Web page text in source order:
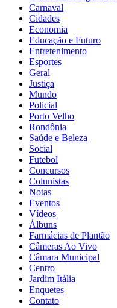
Carnaval
Cidades
Economia
Educação e Futuro
Entretenimento
Esportes
Geral
Justiça
Mundo
Policial
Porto Velho
Rondônia
Saúde e Beleza
Social
Futebol
Concursos
Colunistas
Notas
Eventos
Vídeos
Álbuns
Farmácias de Plantão
Câmeras Ao Vivo
Câmara Municipal
Centro
Jardim Itália
Enquetes
Contato